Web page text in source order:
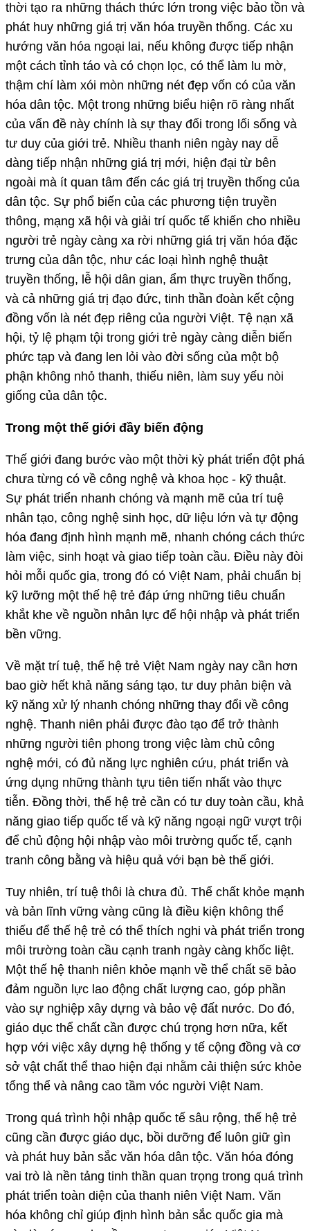
thời tạo ra những thách thức lớn trong việc bảo tồn và
phát huy những giá trị văn hóa truyền thống. Các xu
hướng văn hóa ngoại lai, nếu không được tiếp nhận
một cách tỉnh táo và có chọn lọc, có thể làm lu mờ,
thậm chí làm xói mòn những nét đẹp vốn có của văn
hóa dân tộc. Một trong những biểu hiện rõ ràng nhất
của vấn đề này chính là sự thay đổi trong lối sống và
tư duy của giới trẻ. Nhiều thanh niên ngày nay dễ
dàng tiếp nhận những giá trị mới, hiện đại từ bên
ngoài mà ít quan tâm đến các giá trị truyền thống của
dân tộc. Sự phổ biến của các phương tiện truyền
thông, mạng xã hội và giải trí quốc tế khiến cho nhiều
người trẻ ngày càng xa rời những giá trị văn hóa đặc
trưng của dân tộc, như các loại hình nghệ thuật
truyền thống, lễ hội dân gian, ẩm thực truyền thống,
và cả những giá trị đạo đức, tinh thần đoàn kết cộng
đồng vốn là nét đẹp riêng của người Việt. Tệ nạn xã
hội, tỷ lệ phạm tội trong giới trẻ ngày càng diễn biến
phức tạp và đang len lỏi vào đời sống của một bộ
phận không nhỏ thanh, thiếu niên, làm suy yếu nòi
giống của dân tộc.
Trong một thế giới đầy biến động
Thế giới đang bước vào một thời kỳ phát triển đột phá
chưa từng có về công nghệ và khoa học - kỹ thuật.
Sự phát triển nhanh chóng và mạnh mẽ của trí tuệ
nhân tạo, công nghệ sinh học, dữ liệu lớn và tự động
hóa đang định hình mạnh mẽ, nhanh chóng cách thức
làm việc, sinh hoạt và giao tiếp toàn cầu. Điều này đòi
hỏi mỗi quốc gia, trong đó có Việt Nam, phải chuẩn bị
kỹ lưỡng một thế hệ trẻ đáp ứng những tiêu chuẩn
khắt khe về nguồn nhân lực để hội nhập và phát triển
bền vững.
Về mặt trí tuệ, thế hệ trẻ Việt Nam ngày nay cần hơn
bao giờ hết khả năng sáng tạo, tư duy phản biện và
kỹ năng xử lý nhanh chóng những thay đổi về công
nghệ. Thanh niên phải được đào tạo để trở thành
những người tiên phong trong việc làm chủ công
nghệ mới, có đủ năng lực nghiên cứu, phát triển và
ứng dụng những thành tựu tiên tiến nhất vào thực
tiễn. Đồng thời, thế hệ trẻ cần có tư duy toàn cầu, khả
năng giao tiếp quốc tế và kỹ năng ngoại ngữ vượt trội
để chủ động hội nhập vào môi trường quốc tế, cạnh
tranh công bằng và hiệu quả với bạn bè thế giới.
Tuy nhiên, trí tuệ thôi là chưa đủ. Thể chất khỏe mạnh
và bản lĩnh vững vàng cũng là điều kiện không thể
thiếu để thế hệ trẻ có thể thích nghi và phát triển trong
môi trường toàn cầu cạnh tranh ngày càng khốc liệt.
Một thế hệ thanh niên khỏe mạnh về thể chất sẽ bảo
đảm nguồn lực lao động chất lượng cao, góp phần
vào sự nghiệp xây dựng và bảo vệ đất nước. Do đó,
giáo dục thể chất cần được chú trọng hơn nữa, kết
hợp với việc xây dựng hệ thống y tế cộng đồng và cơ
sở vật chất thể thao hiện đại nhằm cải thiện sức khỏe
tổng thể và nâng cao tầm vóc người Việt Nam.
Trong quá trình hội nhập quốc tế sâu rộng, thế hệ trẻ
cũng cần được giáo dục, bồi dưỡng để luôn giữ gìn
và phát huy bản sắc văn hóa dân tộc. Văn hóa đóng
vai trò là nền tảng tinh thần quan trọng trong quá trình
phát triển toàn diện của thanh niên Việt Nam. Văn
hóa không chỉ giúp định hình bản sắc quốc gia mà